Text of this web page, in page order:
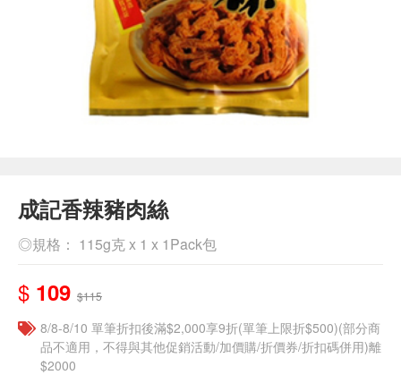
成記香辣豬肉絲
◎規格： 115g克 x 1 x 1Pack包
$ 109 $115
8/8-8/10 單筆折扣後滿$2,000享9折(單筆上限折$500)(部分商
品不適用，不得與其他促銷活動/加價購/折價券/折扣碼併用)離
$2000